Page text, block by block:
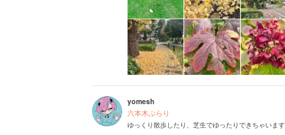
yomesh
六本木ぶらり
ゆっくり散歩したり、芝生でゆったりできちゃいます